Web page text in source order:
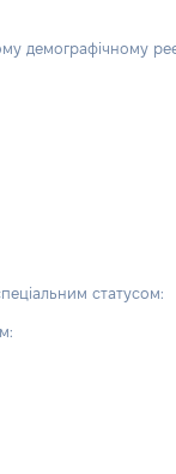
демографічному
статусом: